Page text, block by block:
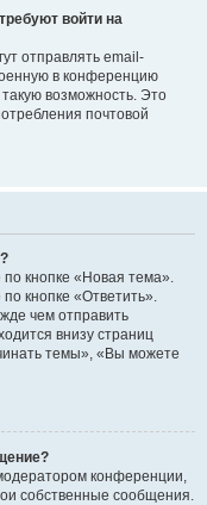
войти на
отправлять email-
в конференцию
возможность. Это
почтовой
кнопке «Новая тема».
кнопке «Ответить».
чем отправить
внизу страниц
темы», «Вы можете
конференции,
собственные сообщения.